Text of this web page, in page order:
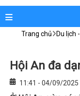
Trang chủ Du lịch
Hội An đa
11:41 - 04/09/2025